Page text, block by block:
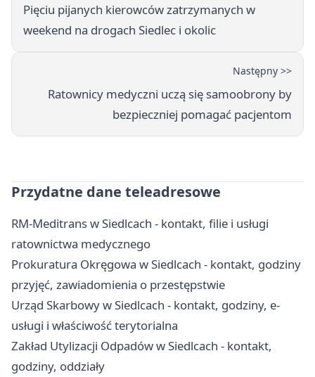
Pięciu pijanych kierowców zatrzymanych w
weekend na drogach Siedlec i okolic
Następny >>
Ratownicy medyczni uczą się samoobrony by
bezpieczniej pomagać pacjentom
Przydatne dane teleadresowe
RM-Meditrans w Siedlcach - kontakt, filie i usługi
ratownictwa medycznego
Prokuratura Okręgowa w Siedlcach - kontakt, godziny
przyjęć, zawiadomienia o przestępstwie
Urząd Skarbowy w Siedlcach - kontakt, godziny, e-
usługi i właściwość terytorialna
Zakład Utylizacji Odpadów w Siedlcach - kontakt,
godziny, oddziały